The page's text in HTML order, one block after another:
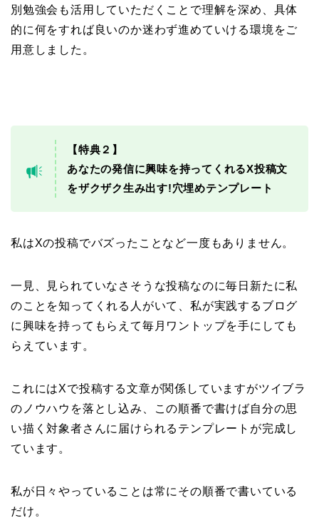
別勉強会も活用していただくことで理解を深め、具体
的に何をすれば良いのか迷わず進めていける環境をご
用意しました。
【特典２】
あなたの発信に興味を持ってくれるX投稿文
をザクザク生み出す!穴埋めテンプレート
私はXの投稿でバズったことなど一度もありません。
一見、見られていなさそうな投稿なのに毎日新たに私
のことを知ってくれる人がいて、私が実践するブログ
に興味を持ってもらえて毎月ワントップを手にしても
らえています。
これにはXで投稿する文章が関係していますがツイブラ
のノウハウを落とし込み、この順番で書けば自分の思
い描く対象者さんに届けられるテンプレートが完成し
ています。
私が日々やっていることは常にその順番で書いている
だけ。